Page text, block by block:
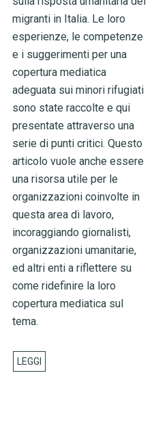
migranti in Italia. Le loro
esperienze, le competenze
e i suggerimenti per una
copertura mediatica
adeguata sui minori rifugiati
sono state raccolte e qui
presentate attraverso una
serie di punti critici. Questo
articolo vuole anche essere
una risorsa utile per le
organizzazioni coinvolte in
questa area di lavoro,
incoraggiando giornalisti,
organizzazioni umanitarie,
ed altri enti a riflettere su
come ridefinire la loro
copertura mediatica sul
tema.